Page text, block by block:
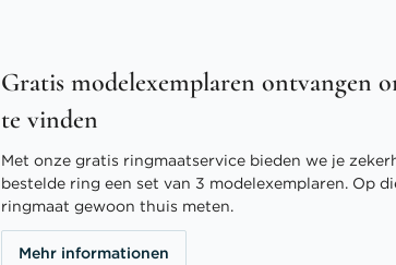
Gratis modelexemplaren ontvangen
te vinden
Met onze gratis ringmaatservice bieden we je
bestelde ring een set van 3 modelexemplaren. Op
ringmaat gewoon thuis meten.
Mehr informationen